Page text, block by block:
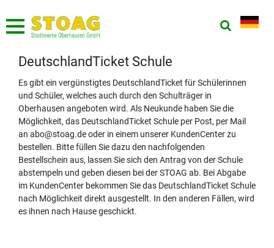
DeutschlandTicket Schule
Es gibt ein vergünstigtes DeutschlandTicket für Schülerinnen
und Schüler, welches auch durch den Schulträger in
Oberhausen angeboten wird. Als Neukunde haben Sie die
Möglichkeit, das DeutschlandTicket Schule per Post, per Mail
an abo@stoag.de oder in einem unserer KundenCenter zu
bestellen. Bitte füllen Sie dazu den nachfolgenden
Bestellschein aus, lassen Sie sich den Antrag von der Schule
abstempeln und geben diesen bei der STOAG ab. Bei Abgabe
im KundenCenter bekommen Sie das DeutschlandTicket Schule
nach Möglichkeit direkt ausgestellt. In den anderen Fällen, wird
es ihnen nach Hause geschickt.